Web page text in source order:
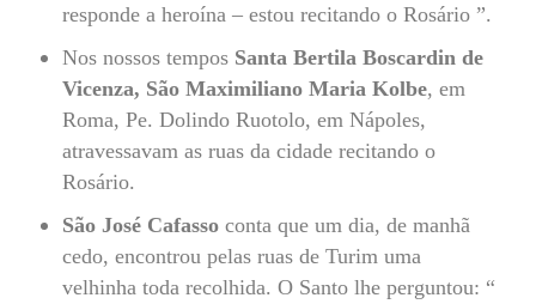
responde a heroína – estou recitando o Rosário ”.
Nos nossos tempos Santa Bertila Boscardin de
Vicenza, São Maximiliano Maria Kolbe, em
Roma, Pe. Dolindo Ruotolo, em Nápoles,
atravessavam as ruas da cidade recitando o
Rosário.
São José Cafasso conta que um dia, de manhã
cedo, encontrou pelas ruas de Turim uma
velhinha toda recolhida. O Santo lhe perguntou: “